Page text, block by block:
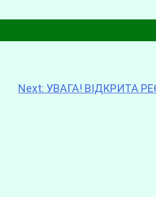
Next: УВАГА! ВІДКРИТА